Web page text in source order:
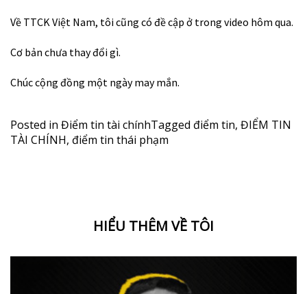
Về TTCK Việt Nam, tôi cũng có đề cập ở trong video hôm qua.
Cơ bản chưa thay đổi gì.
Chúc cộng đồng một ngày may mắn.
Posted in Điểm tin tài chínhTagged điểm tin, ĐIỂM TIN
TÀI CHÍNH, điểm tin thái phạm
HIỂU THÊM VỀ TÔI